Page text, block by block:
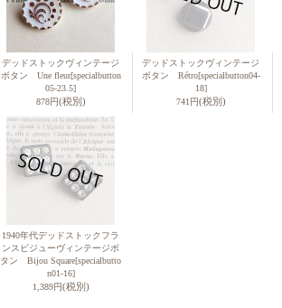
デッドストックヴィンテージ
ボタン Une fleur[specialbutton
05-23.5]
878円(税別)
デッドストックヴィンテージ
ボタン Rétro[specialbutton04-
18]
741円(税別)
1940年代デッドストックフラ
ンスビジューヴィンテージボ
タン Bijou Square[specialbutto
n01-16]
1,389円(税別)